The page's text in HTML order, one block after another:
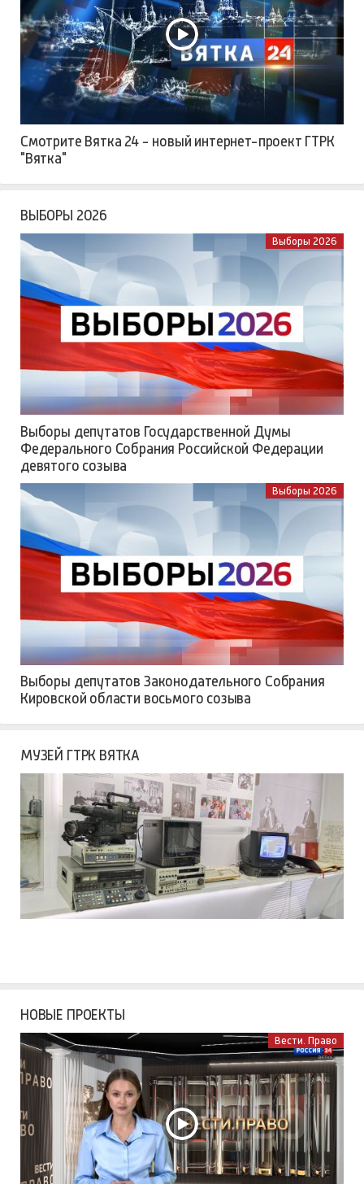
Смотрите Вятка 24 - новый интернет-проект ГТРК
"Вятка"
ВЫБОРЫ 2026
Выборы 2026
Выборы депутатов Государственной Думы
Федерального Собрания Российской Федерации
девятого созыва
Выборы 2026
Выборы депутатов Законодательного Собрания
Кировской области восьмого созыва
МУЗЕЙ ГТРК ВЯТКА
НОВЫЕ ПРОЕКТЫ
Вести. Право